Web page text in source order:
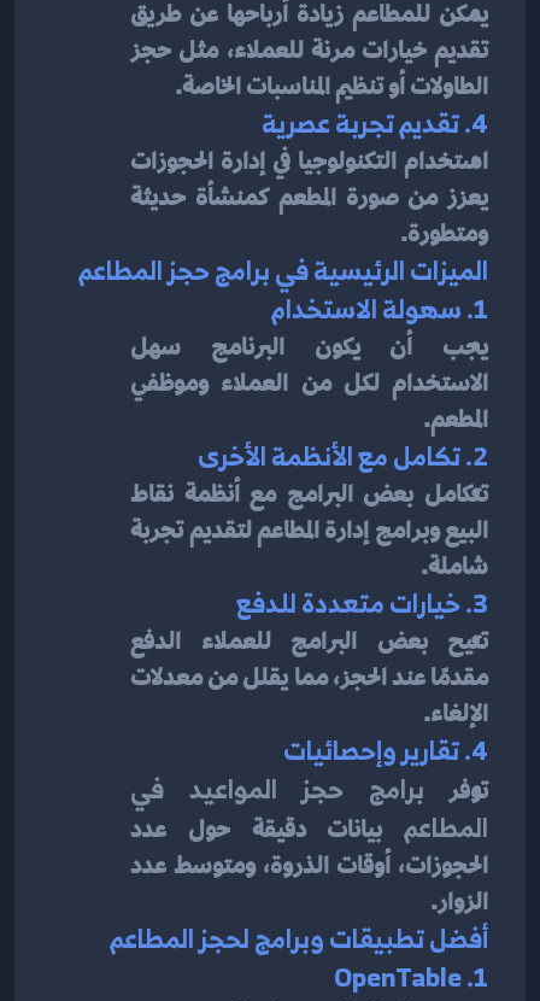
تقديم خيارات مرنة للعملاء، مثل حجز
الطاولات أو تنظيم المناسبات الخاصة.
4. تقديم تجربة عصرية
يعزز من صورة المطعم كمنشأة حديثة
ومتطورة.
الميزات الرئيسية في برامج حجز المطاعم
1. سهولة الاستخدام
المطعم.
2. تكامل مع الأنظمة الأخرى
تتكامل بعض البرامج مع أنظمة نقاط
البيع وبرامج إدارة المطاعم لتقديم تجربة
شاملة.
3. خيارات متعددة للدفع
تتيح بعض البرامج للعملاء الدفع
الإلغاء.
4. تقارير وإحصائيات
توفر
المطاعم
بيانات دقيقة حول عدد
الحجوزات، أوقات الذروة، ومتوسط عدد
الزوار.
أفضل تطبيقات وبرامج لحجز المطاعم
1. OpenTable